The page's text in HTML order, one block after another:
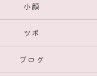
小顔
ツボ
ブログ